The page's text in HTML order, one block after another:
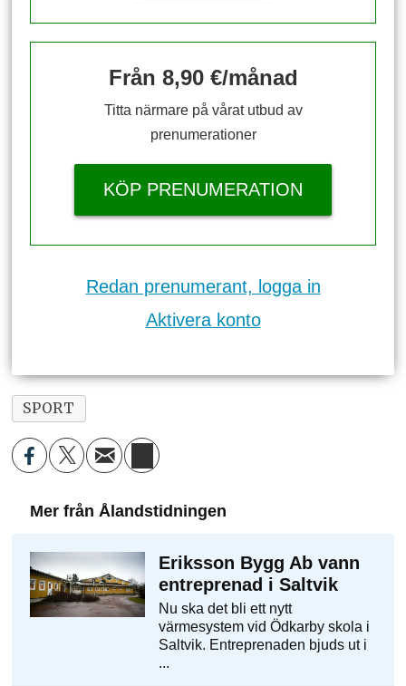
Från 8,90 €/månad
Titta närmare på vårat utbud av
prenumerationer
KÖP PRENUMERATION
Redan prenumerant, logga in
Aktivera konto
SPORT